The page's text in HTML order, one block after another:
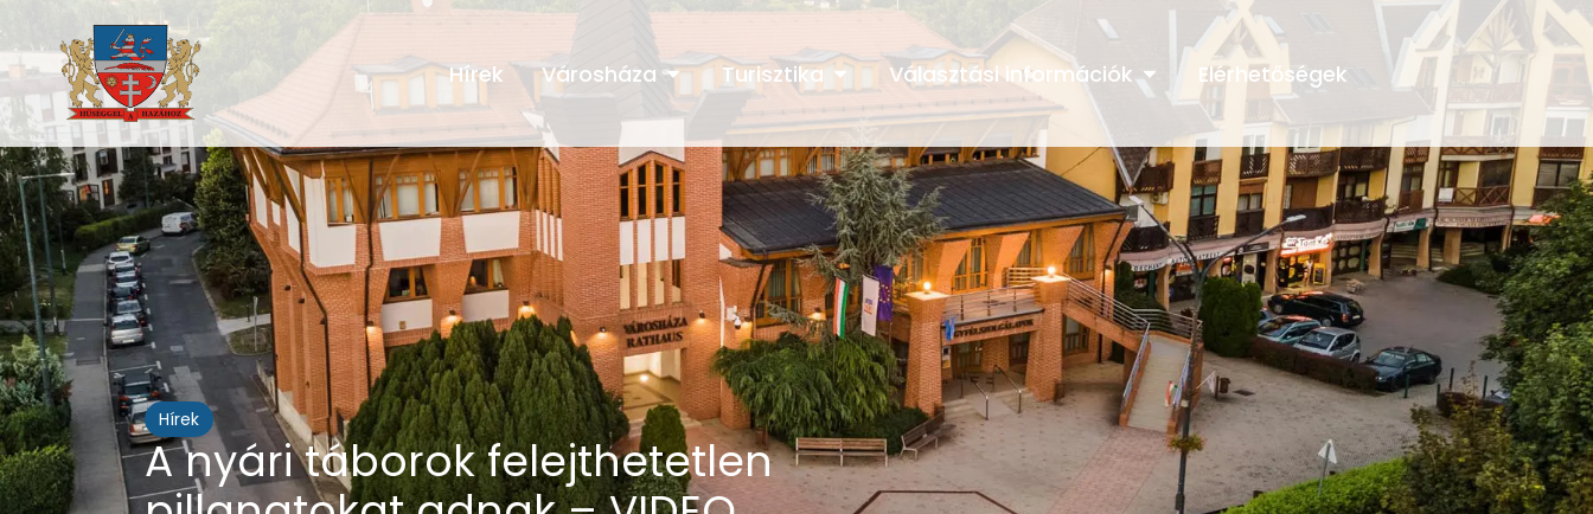
Hírek Városháza Turisztika Választási információk Elérhetőségek
Hírek
A nyári táborok felejthetetlen